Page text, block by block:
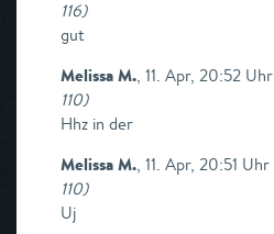
116)
gut
Melissa M., 11. Apr, 20:52 Uhr
110)
Hhz in der
Melissa M., 11. Apr, 20:51 Uhr
110)
Uj